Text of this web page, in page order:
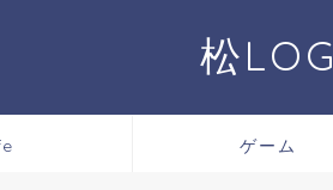
松LOG
ゲーム